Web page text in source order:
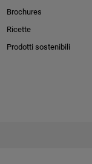
Brochures
Ricette
Prodotti sostenibili